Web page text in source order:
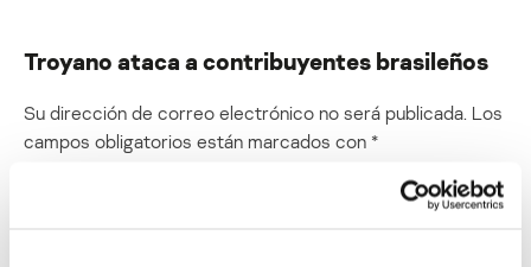
Troyano ataca a contribuyentes brasileños
Su dirección de correo electrónico no será publicada. Los
campos obligatorios están marcados con *